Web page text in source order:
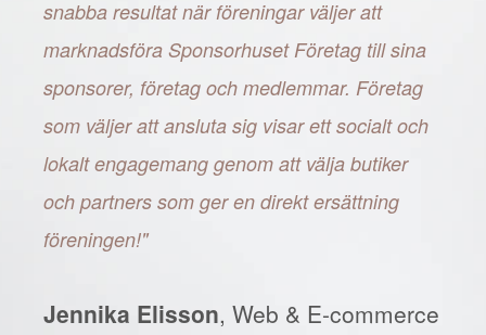
snabba resultat när föreningar väljer att
marknadsföra Sponsorhuset Företag till sina
sponsorer, företag och medlemmar. Företag
som väljer att ansluta sig visar ett socialt och
lokalt engagemang genom att välja butiker
och partners som ger en direkt ersättning
föreningen!"
Jennika Elisson, Web & E-commerce